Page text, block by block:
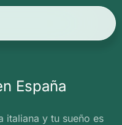
España
italiana y tu sueño es